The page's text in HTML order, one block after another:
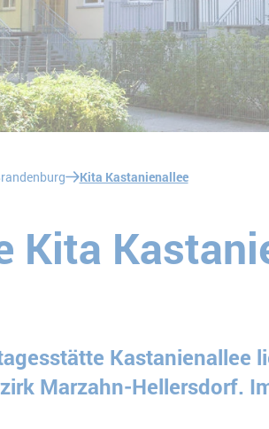
Kita Kastanienallee
Kita
Kastanienallee
Marzahn-Hellersdorf.